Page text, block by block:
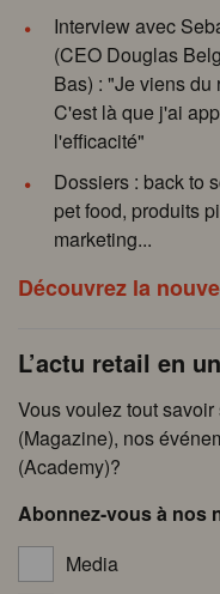
Interview avec
(CEO Douglas
Bas) : "Je viens du
C'est là que j'ai
l'efficacité"
Dossiers : back to
pet food, produits
marketing...
Découvrez la
L’actu retail en
Vous voulez tout
(Magazine), nos
(Academy)?
Abonnez-vous à nos
Media